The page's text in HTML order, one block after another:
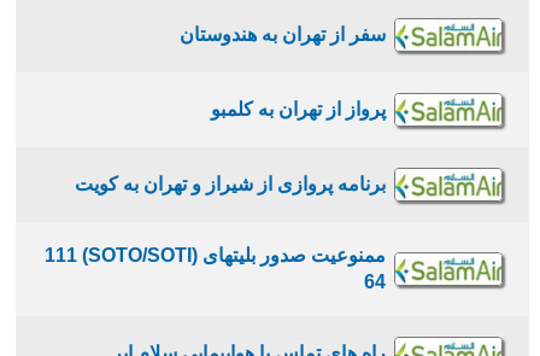
سفر از تهران به هندوستان
پرواز از تهران به کلمبو
برنامه پروازی از شيراز و تهران به كويت
ممنوعیت صدور بلیتهای (SOTO/SOTI) 111
64